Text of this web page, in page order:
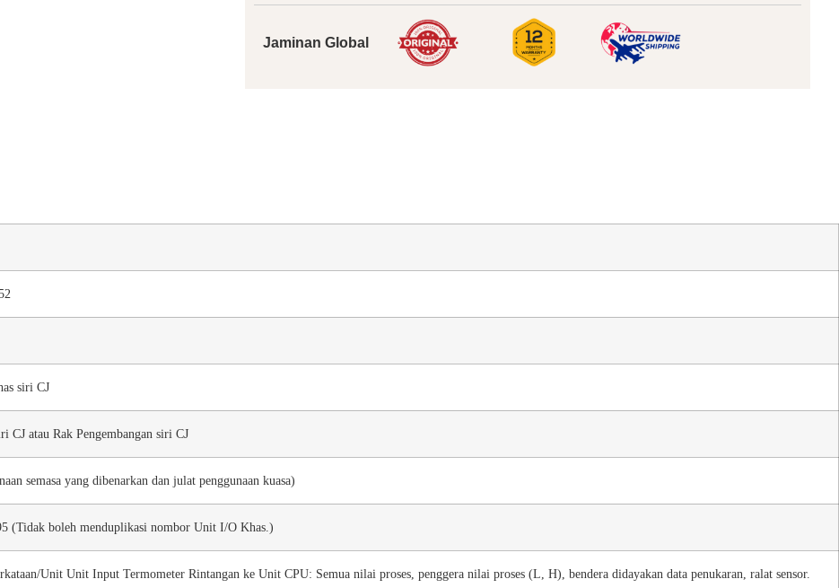
Jaminan Global
siri CJ
CJ atau Rak Pengembangan siri CJ
semasa yang dibenarkan dan julat penggunaan kuasa)
(Tidak boleh menduplikasi nombor Unit I/O Khas.)
Unit Unit Input Termometer Rintangan ke Unit CPU: Semua nilai proses, penggera nilai proses (L, H), bendera didayakan data penukaran, ralat sensor.